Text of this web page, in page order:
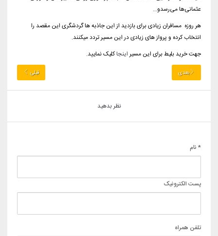
عثمانی‌ها می‌رسدو...
هر روزه مسافران زیادی برای بازدید از این جاذبه ها گردشگری این مقصد را
انتخاب کرده و پرواز های زیادی در این مسیر تردد میکنند.
جهت خرید بلیط برای این مسیراینجاکلیک نمایید.
بعدی قبلی
نظر بدهید
* نام
پست الکترونیک
تلفن همراه